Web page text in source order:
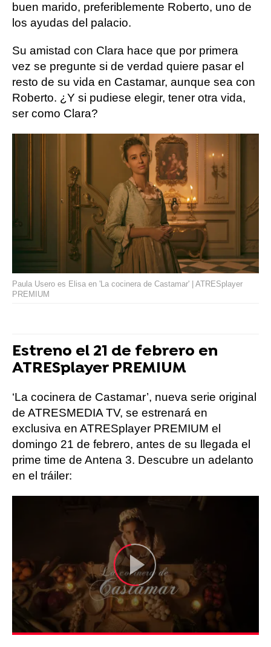
buen marido, preferiblemente Roberto, uno de
los ayudas del palacio.
Su amistad con Clara hace que por primera
vez se pregunte si de verdad quiere pasar el
resto de su vida en Castamar, aunque sea con
Roberto. ¿Y si pudiese elegir, tener otra vida,
ser como Clara?
Paula Usero es Elisa en 'La cocinera de Castamar' | ATRESplayer
PREMIUM
Estreno el 21 de febrero en
ATRESplayer PREMIUM
‘La cocinera de Castamar’, nueva serie original
de ATRESMEDIA TV, se estrenará en
exclusiva en ATRESplayer PREMIUM el
domingo 21 de febrero, antes de su llegada el
prime time de Antena 3. Descubre un adelanto
en el tráiler: